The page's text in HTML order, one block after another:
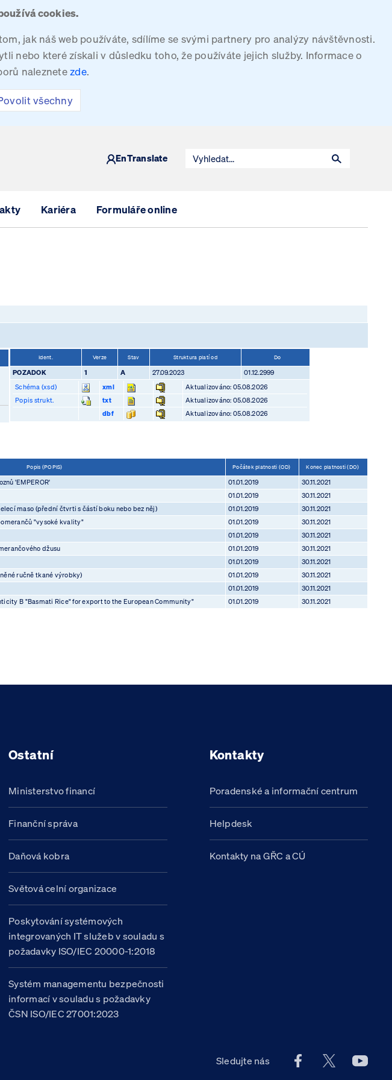
cookies.
jak náš web používáte, sdílíme se svými partnery pro analýzy návštěvnosti.
nebo které získali v důsledku toho, že používáte jejich služby. Informace o
naleznetezde.
všechny
EnTranslate
Kariéra Formuláře online
Ident. Verze Stav Struktura platí od Do
POZADOK 1 A 27.09.2023
01.12.2999
Schéma (xsd)
xml
Aktualizováno: 05.08.2026
Popis strukt.
txt
Aktualizováno: 05.08.2026
dbf
Aktualizováno: 05.08.2026
Popis (POPIS) Počátek platnosti (OD) Konec platnosti (DO)
'EMPEROR' 01.01.2019
30.11.2021
01.01.2019
30.11.2021
maso (přední čtvrti s částí boku nebo bez něj) 01.01.2019
30.11.2021
"vysoké kvality" 01.01.2019
30.11.2021
01.01.2019
30.11.2021
džusu 01.01.2019
30.11.2021
01.01.2019
30.11.2021
ručně tkané výrobky) 01.01.2019
30.11.2021
01.01.2019
30.11.2021
B "Basmati Rice" for export to the European Community" 01.01.2019 30.11.2021
Ostatní
Ministerstvo financí
Finanční správa
Daňová kobra
Světová celní organizace
Poskytování systémových
integrovaných IT služeb v souladu s
požadavky ISO/IEC 20000-1:2018
Systém managementu bezpečnosti
informací v souladu s požadavky
ČSN ISO/IEC 27001:2023
Kontakty
Poradenské a informační centrum
Helpdesk
Kontakty na GŘC a CÚ
Sledujte nás Facebook účet
X účet